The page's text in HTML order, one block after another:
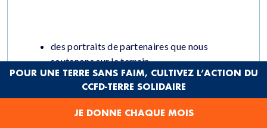
des portraits de partenaires que nous
soutenons sur le terrain,
des décryptages géographiques,
des opinions pour mettre en relief un autre
POUR UNE TERRE SANS FAIM, CULTIVEZ L’ACTION DU
CCFD-TERRE SOLIDAIRE
JE DONNE CHAQUE MOIS